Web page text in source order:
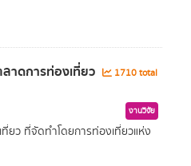
าดการท่องเที่ยว
1710 total
งานวิจัย
ยว ที่จัดทำโดยการท่องเที่ยวแห่ง